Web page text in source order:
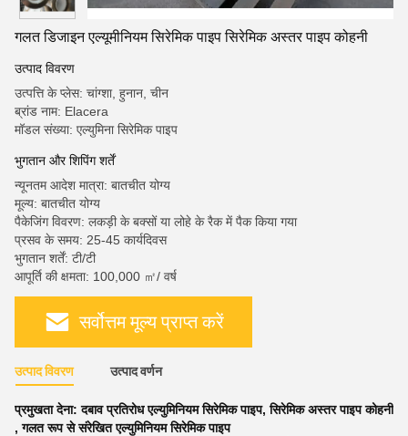
गलत डिजाइन एल्यूमीनियम सिरेमिक पाइप सिरेमिक अस्तर पाइप कोहनी
उत्पाद विवरण
उत्पत्ति के प्लेस: चांग्शा, हुनान, चीन
ब्रांड नाम: Elacera
मॉडल संख्या: एल्युमिना सिरेमिक पाइप
भुगतान और शिपिंग शर्तें
न्यूनतम आदेश मात्रा: बातचीत योग्य
मूल्य: बातचीत योग्य
पैकेजिंग विवरण: लकड़ी के बक्सों या लोहे के रैक में पैक किया गया
प्रसव के समय: 25-45 कार्यदिवस
भुगतान शर्तें: टी/टी
आपूर्ति की क्षमता: 100,000 ㎡/ वर्ष
सर्वोत्तम मूल्य प्राप्त करें
उत्पाद विवरण उत्पाद वर्णन
प्रमुखता देना:दबाव प्रतिरोध एल्युमिनियम सिरेमिक पाइप,सिरेमिक अस्तर पाइप कोहनी
,गलत रूप से संरेखित एल्युमिनियम सिरेमिक पाइप